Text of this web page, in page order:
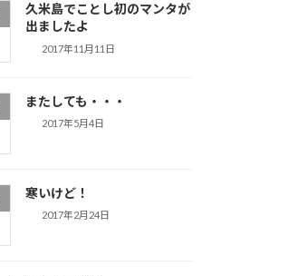
久米島でことし初のマンタが
出ましたよ
2017年11月11日
またしても・・・
2017年5月4日
寒いけど！
2017年2月24日